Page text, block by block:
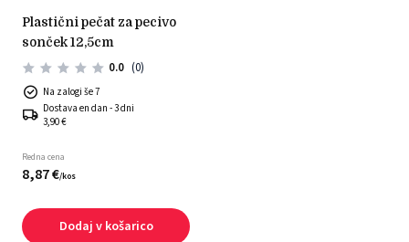
plastični pečat za pecivo
sonček 12,5cm
0.0 (0)
Na zalogi še 7
Dostava en dan - 3 dni
3,90 €
Redna cena
8,87€/kos
Dodaj v košarico